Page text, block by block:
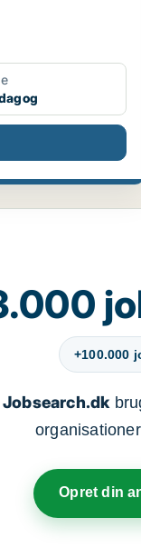
+100.000
Jobsearch.dk
Opret din